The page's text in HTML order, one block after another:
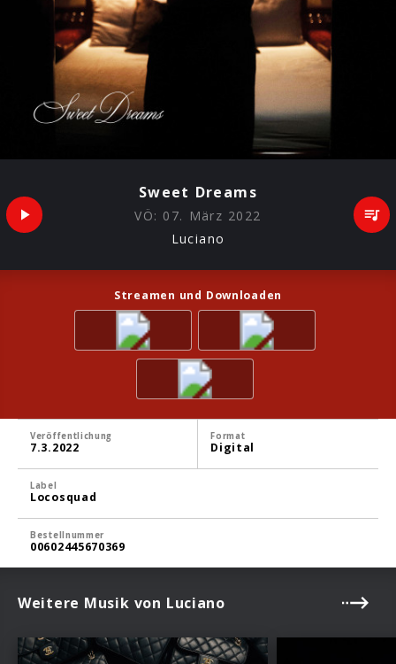
Sweet Dreams
VÖ: 07. März 2022
Luciano
Streamen und Downloaden
Veröffentlichung
7.3.2022
Format
Digital
Label
Locosquad
Bestellnummer
00602445670369
Weitere Musik von Luciano